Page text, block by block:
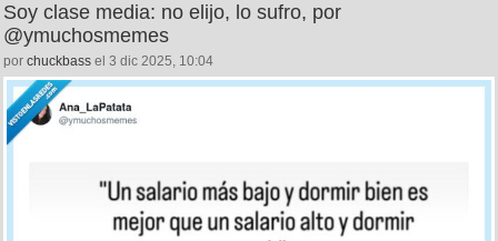
Soy clase media: no elijo, lo sufro, por
@ymuchosmemes
por chuckbass el 3 dic 2025, 10:04